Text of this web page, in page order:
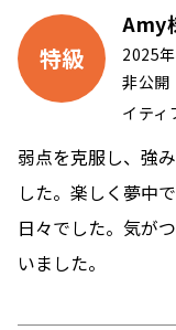
特級
Amy
2025
非公開
イティ
弱点を克服し、強
した。楽しく夢中
日々でした。気が
いました。